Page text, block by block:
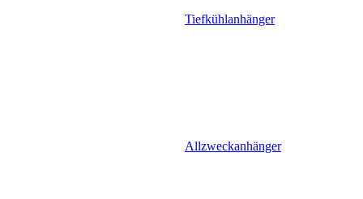
Tiefkühlanhänger
Allzweckanhänger